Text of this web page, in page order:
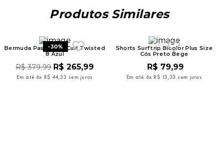
Produtos Similares
-30%
Bermuda Paseio Rip Curl Twisted
8 Azul
R$ 379,99 R$ 265,99
Em até 6x R$ 44,33 sem juros
Shorts Surftrip Bicolor Plus Size
Cós Preto Bege
R$ 79,99
Em até 6x R$ 13 ,33 sem juros